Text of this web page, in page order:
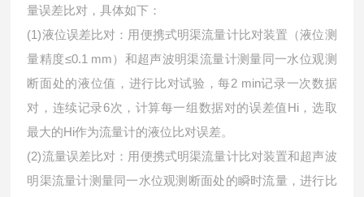
量误差比对，具体如下：
(1)液位误差比对：用便携式明渠流量计比对装置（液位测
量精度≤0.1 mm）和超声波明渠流量计测量同一水位观测
断面处的液位值，进行比对试验，每2 min记录一次数据
对，连续记录6次，计算每一组数据对的误差值Hi，选取
最大的Hi作为流量计的液位比对误差。
(2)流量误差比对：用便携式明渠流量计比对装置和超声波
明渠流量计测量同一水位观测断面处的瞬时流量，进行比